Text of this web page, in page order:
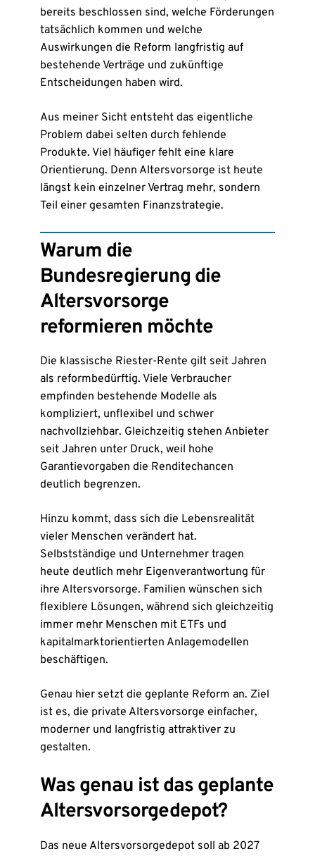
bereits beschlossen sind, welche Förderungen
tatsächlich kommen und welche
Auswirkungen die Reform langfristig auf
bestehende Verträge und zukünftige
Entscheidungen haben wird.
Aus meiner Sicht entsteht das eigentliche
Problem dabei selten durch fehlende
Produkte. Viel häufiger fehlt eine klare
Orientierung. Denn Altersvorsorge ist heute
längst kein einzelner Vertrag mehr, sondern
Teil einer gesamten Finanzstrategie.
Warum die
Bundesregierung die
Altersvorsorge
reformieren möchte
Die klassische Riester-Rente gilt seit Jahren
als reformbedürftig. Viele Verbraucher
empfinden bestehende Modelle als
kompliziert, unflexibel und schwer
nachvollziehbar. Gleichzeitig stehen Anbieter
seit Jahren unter Druck, weil hohe
Garantievorgaben die Renditechancen
deutlich begrenzen.
Hinzu kommt, dass sich die Lebensrealität
vieler Menschen verändert hat.
Selbstständige und Unternehmer tragen
heute deutlich mehr Eigenverantwortung für
ihre Altersvorsorge. Familien wünschen sich
flexiblere Lösungen, während sich gleichzeitig
immer mehr Menschen mit ETFs und
kapitalmarktorientierten Anlagemodellen
beschäftigen.
Genau hier setzt die geplante Reform an. Ziel
ist es, die private Altersvorsorge einfacher,
moderner und langfristig attraktiver zu
gestalten.
Was genau ist das geplante
Altersvorsorgedepot?
Das neue Altersvorsorgedepot soll ab 2027